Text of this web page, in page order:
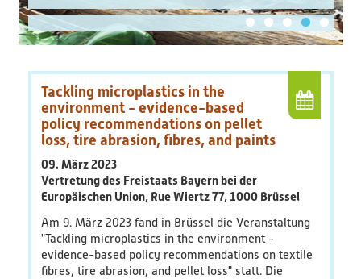
PlastikNet
Verbundprojekte
Übersicht
Übersichtskarte
Veranstaltungen
Publikationen
News
Tackling microplastics in the
environment - evidence-based
policy recommendations on pellet
loss, tire abrasion, fibres, and paints
09. März 2023
Vertretung des Freistaats Bayern bei der
Europäischen Union, Rue Wiertz 77, 1000 Brüssel
Am 9. März 2023 fand in Brüssel die Veranstaltung
"Tackling microplastics in the environment -
evidence-based policy recommendations on textile
fibres, tire abrasion, and pellet loss" statt. Die